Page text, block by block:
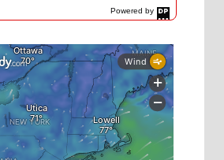
Powered by
DaysPedia.com